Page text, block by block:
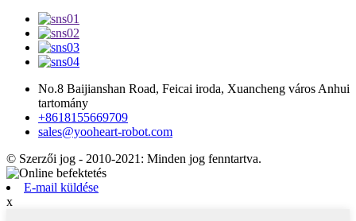
No.8 Baijianshan Road, Feicai iroda, Xuancheng város Anhui
tartomány
+8618155669709
sales@yooheart-robot.com
© Szerzői jog - 2010-2021: Minden jog fenntartva.
E-mail küldése
x